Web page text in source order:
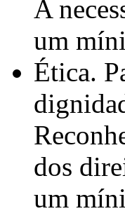
A
um
Ética.
dos
um